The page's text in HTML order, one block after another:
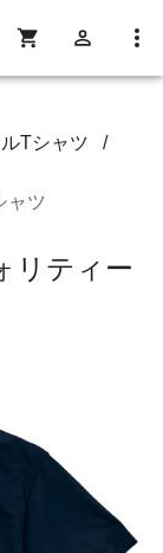
Tシャツ
/
ャツ
リティー